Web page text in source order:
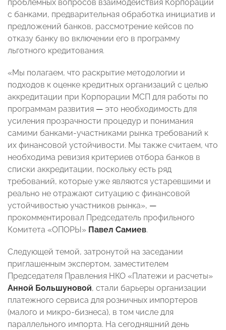
проблемных вопросов взаимодействия Корпорации
с банками, предварительная обработка инициатив и
предложений банков, рассмотрение кейсов по
отказу банку во включении его в программу
льготного кредитования.
«Мы полагаем, что раскрытие методологии и
подходов к оценке кредитных организаций с целью
аккредитации при Корпорации МСП для работы по
программам развития — это необходимость для
усиления прозрачности процедур и понимания
самими банками-участниками рынка требований к
их финансовой устойчивости. Мы также считаем, что
необходима ревизия критериев отбора банков в
списки аккредитации, поскольку есть ряд
требований, которые уже являются устаревшими и
реально не отражают ситуацию с финансовой
устойчивостью участников рынка», —
прокомментировал Председатель профильного
Комитета «ОПОРЫ» Павел Самиев.
Следующей темой, затронутой на заседании
приглашенным экспертом, заместителем
Председателя Правления НКО «Платежи и расчеты»
Анной Большуновой, стали барьеры организации
платежного сервиса для розничных импортеров
(малого и микро-бизнеса), в том числе для
параллельного импорта. На сегодняшний день